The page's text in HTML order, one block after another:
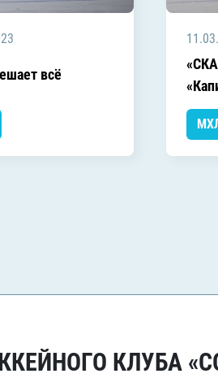
всё
КЛУБА